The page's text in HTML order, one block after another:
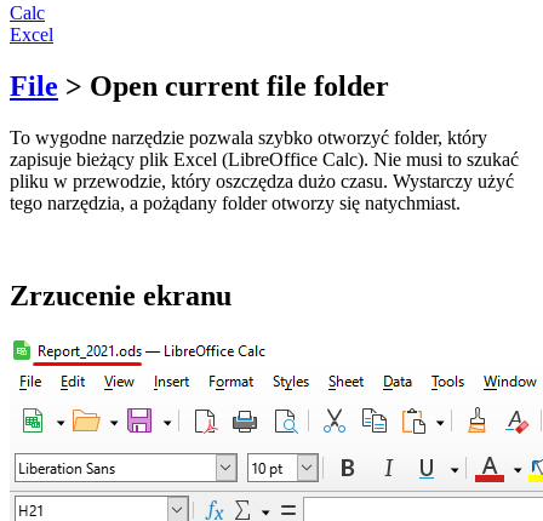
Calc
Excel
File > Open current file folder
To wygodne narzędzie pozwala szybko otworzyć folder, który
zapisuje bieżący plik Excel (LibreOffice Calc). Nie musi to szukać
pliku w przewodzie, który oszczędza dużo czasu. Wystarczy użyć
tego narzędzia, a pożądany folder otworzy się natychmiast.
Zrzucenie ekranu